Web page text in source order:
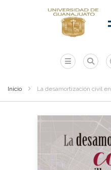
Inicio La desamortización civil